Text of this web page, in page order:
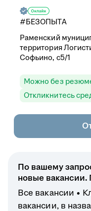
#БЕЗОПЫТА
Раменский
территория
Софьино, с5/1
Можно без
Откликнитесь
По вашему
новые
Все вакансии
вакансии, в